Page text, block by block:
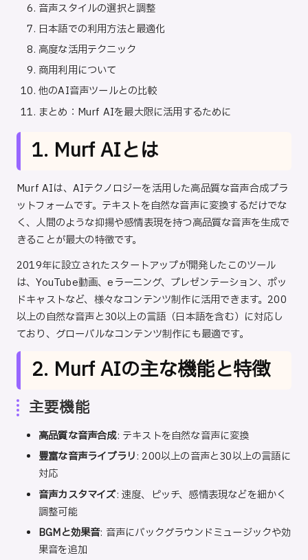
音声スタイルの選択と調整
日本語での利用方法と最適化
高度な活用テクニック
商用利用について
他のAI音声ツールとの比較
まとめ：Murf AIを最大限に活用するために
1. Murf AIとは
Murf AIは、AIテクノロジーを活用した高品質な音声合成プラ
ットフォームです。テキストを自然な音声に変換するだけでな
く、人間のような抑揚や感情表現を持つ高品質な音声を生成で
きることが最大の特徴です。
2019年に設立されたスタートアップが開発したこのツール
は、YouTube動画、eラーニング、プレゼンテーション、ポッ
ドキャストなど、様々なコンテンツ制作に活用できます。200
以上の自然な音声と30以上の言語（日本語を含む）に対応し
ており、グローバルなコンテンツ制作にも最適です。
2. Murf AIの主な機能と特徴
主要機能
高品質な音声合成: テキストを自然な音声に変換
豊富な音声ライブラリ: 200以上の音声と30以上の言語に
対応
音声カスタマイズ: 速度、ピッチ、感情表現などを細かく
調整可能
BGMと効果音: 音声にバックグラウンドミュージックや効
果音を追加